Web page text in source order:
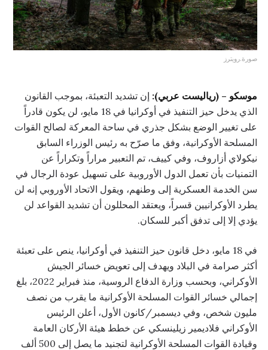
صورة.رويترز
موسكو – (رياليست عربي): إن تشديد التعبئة، بموجب القانون
الذي يدخل حيز التنفيذ في أوكرانيا في 18 مايو، لن يكون قادراً
على تغيير الوضع بشكل جذري في ساحة المعركة لصالح القوات
المسلحة الأوكرانية، وفق ما صرّح به رئيس الوزراء السابق
نيكولاي أزاروف، وفي كييف، تم التعبير مراراً وتكراراً عن
التمنيات بأن تعمل الدول الأوروبية على تسهيل عودة الرجال في
سن الخدمة العسكرية إلى وطنهم، ويقول الاتحاد الأوروبي إنه لن
يطرد الأوكرانيين قسراً، ويعتقد المحللون أن تشديد القواعد لن
يؤدي إلا إلى تدفق أكبر للسكان.
في 18 مايو، دخل قانون حيز التنفيذ في أوكرانيا، ينص على تعبئة
أكثر صرامة في البلاد ويهدف إلى تعويض خسائر الجيش
الأوكراني، وبحسب وزارة الدفاع الروسية، منذ فبراير 2022، بلغ
إجمالي خسائر القوات المسلحة الأوكرانية ما يقرب من نصف
مليون شخص، وفي ديسمبر/كانون الأول، أعلن الرئيس
الأوكراني فلاديمير زيلينسكي عن خطط هيئة الأركان العامة
وقيادة القوات المسلحة الأوكرانية لتجنيد ما يصل إلى 500 ألف